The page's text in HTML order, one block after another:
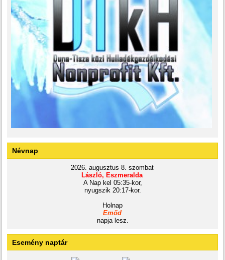
Névnap
2026. augusztus 8. szombat
László, Eszmeralda
A Nap kel 05:35-kor,
nyugszik 20:17-kor.
Holnap
Emőd
napja lesz.
Esemény naptár